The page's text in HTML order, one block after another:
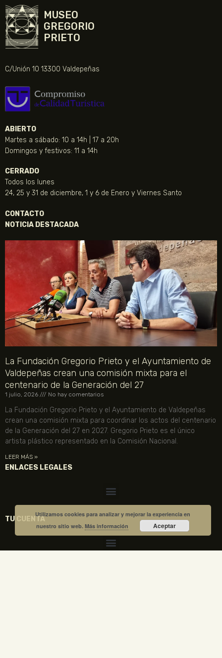
MUSEO
GREGORIO
PRIETO
C/Unión 10 13300 Valdepeñas
ABIERTO
Martes a sábado: 10 a 14h | 17 a 20h
Domingos y festivos: 11 a 14h
CERRADO
Todos los lunes
24, 25 y 31 de diciembre, 1 y 6 de Enero y Viernes Santo
CONTACTO
NOTICIA DESTACADA
La Fundación Gregorio Prieto y el Ayuntamiento de
Valdepeñas crean una comisión mixta para el
centenario de la Generación del 27
1 julio, 2026 No hay comentarios
La Fundación Gregorio Prieto y el Ayuntamiento de Valdepeñas
crean una comisión mixta para coordinar los actos del centenario
de la Generación del 27 en 2027. Gregorio Prieto es el único
artista plástico representado en la Comisión Nacional.
LEER MÁS »
ENLACES LEGALES
TU CUENTA
Utilizamos cookies para analizar y mejorar la experiencia en
nuestro sitio web.Más información Aceptar